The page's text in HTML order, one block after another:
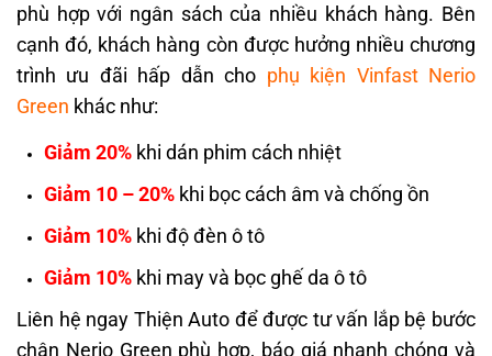
phù hợp với ngân sách của nhiều khách hàng. Bên
cạnh đó, khách hàng còn được hưởng nhiều chương
trình ưu đãi hấp dẫn cho phụ kiện Vinfast Nerio
Green khác như:
Giảm 20% khi dán phim cách nhiệt
Giảm 10 – 20% khi bọc cách âm và chống ồn
Giảm 10% khi độ đèn ô tô
Giảm 10% khi may và bọc ghế da ô tô
Liên hệ ngay Thiện Auto để được tư vấn lắp bệ bước
chân Nerio Green phù hợp, báo giá nhanh chóng và